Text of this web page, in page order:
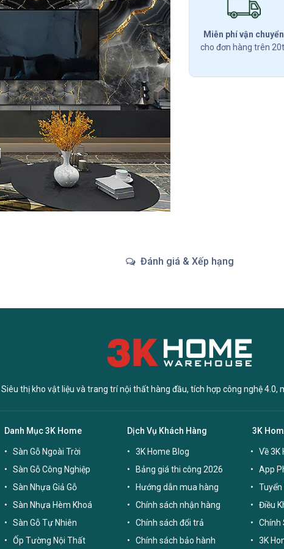
Miễn phí vận chuyển
cho đơn hàng trên
Đánh giá & Xếp hạng
thị kho vật liệu và trang trí nội thất hàng đầu, tích hợp công nghệ 4.0,
Danh Mục 3K Home
Sàn Gỗ Ngoài Trời
Sàn Gỗ Công Nghiệp
Sàn Nhựa Giả Gỗ
Sàn Nhựa Hèm Khoá
Sàn Gỗ Tự Nhiên
Ốp Tường Nội Thất
Dịch Vụ Khách Hàng
3K Home Blog
Bảng giá thi công 2026
Hướng dẫn mua hàng
Chính sách nhận hàng
Chính sách đổi trả
Chính sách bảo hành
3K
Về 3K
App
Tuyển
Điều
Chính
3K